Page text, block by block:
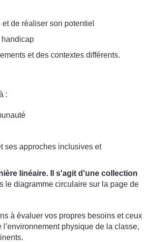
de réaliser son potentiel
handicap
et des contextes différents.
:
ses approches inclusives et
linéaire. Il s'agit d'une collection
le diagramme circulaire sur la page de
à évaluer vos propres besoins et ceux
physique de la classe,